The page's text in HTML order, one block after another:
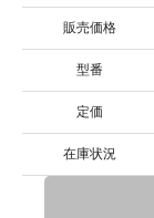
販売価格
型番
定価
在庫状況